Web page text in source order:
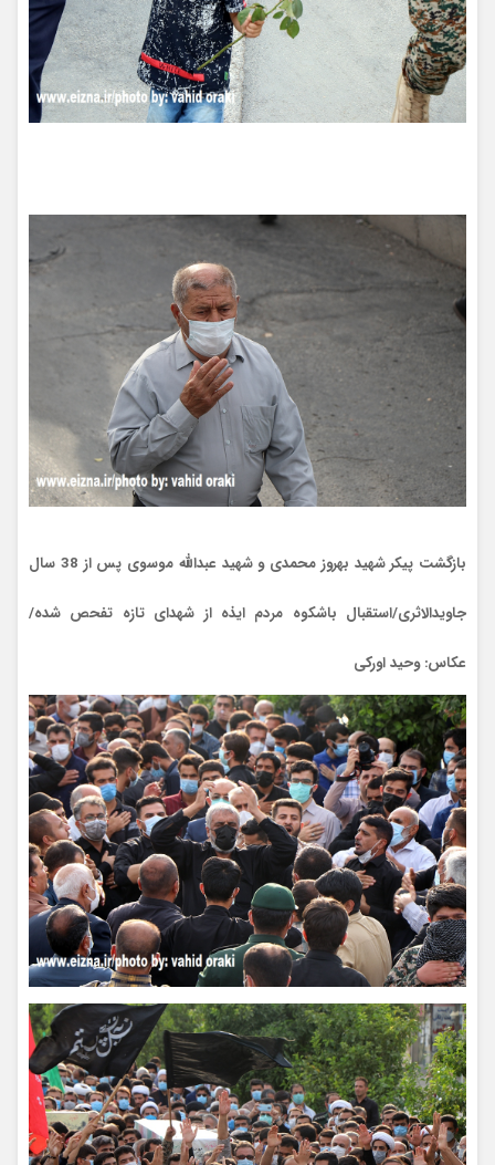
بازگشت پیکر شهید بهروز محمدی و شهید عبدالله موسوی پس از 38 سال
جاویدالاثری/استقبال باشکوه مردم ایذه از شهدای تازه تفحص شده/
عکاس: وحید اورکی